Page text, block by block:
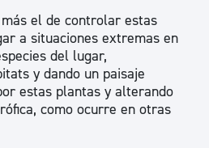
el de controlar estas
a situaciones extremas en
del lugar,
y dando un paisaje
estas plantas y alterando
como ocurre en otras